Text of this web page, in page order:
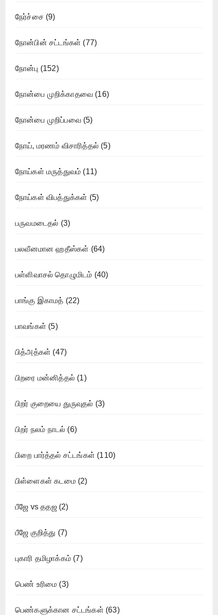
நேர்ச்சை (9)
நோன்பின் சட்டங்கள் (77)
நோன்பு (152)
நோன்பை முறிக்காதவை (16)
நோன்பை முறிப்பவை(5)
நோய், மரணம் விசாரித்தல் (5)
நோய்கள் மருத்துவம் (11)
நோய்கள் விபத்துக்கள் (5)
பருவமடைதல் (3)
பலவீனமான ஹதீஸ்கள் (64)
பள்ளிவாசல் தொழுமிடம் (40)
பாங்கு இகாமத் (22)
பாவங்கள் (5)
பித்அத்கள் (47)
பிறரை மன்னித்தல் (1)
பிறர் குறையை துருவுதல் (3)
பிறர் நலம் நாடல் (6)
பிறை பார்த்தல் சட்டங்கள் (110)
பிள்ளைகள் கடமை(2)
பீஜே vs ததஜ(2)
பீஜே குறித்து (7)
புகாரி தமிழாக்கம் (7)
பெண் உரிமை (3)
பெண்களுக்கான சட்டங்கள் (63)